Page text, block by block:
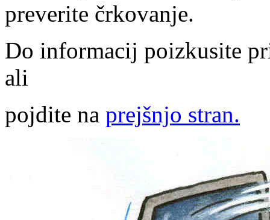
preverite črkovanje.
Do informacij poizkusite
ali
pojdite na prejšnjo stran.